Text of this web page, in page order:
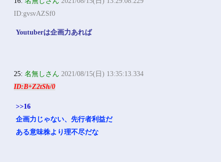
ID:gvsvAZSf0
Youtuberは企画力あれば
25:名無しさん 2021/08/15(日) 13:35:13.334
ID:B+Z2tSh/0
>>16
企画力じゃない、先行者利益だ
ある意味株より理不尽だな